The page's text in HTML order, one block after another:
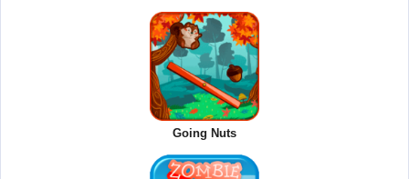
Going Nuts